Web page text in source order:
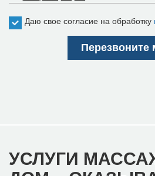
Даю свое согласие на обработку
Перезвоните
УСЛУГИ